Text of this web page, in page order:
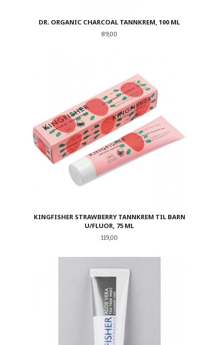
DR. ORGANIC CHARCOAL TANNKREM, 100 ML
Pris
89,00
KINGFISHER STRAWBERRY TANNKREM TIL BARN
U/FLUOR, 75 ML
Pris
119,00